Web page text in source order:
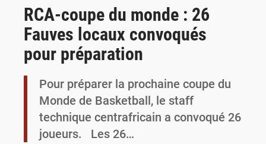
Burkina Faso : la police nationale renforce les capacités de ses nouveaux responsables en matière de leadership et de gouvernance sécuritaire
Commémoration du 5 août : Ibrahim Traoré appelle à faire de la Révolution progressiste populaire le socle de la souveraineté nationale
Commémoration du 4 août : Ibrahim Traoré appelle à une mobilisation totale pour la souveraineté nationale
RCA-coupe du monde : 26
Fauves locaux convoqués
pour préparation
Pour préparer la prochaine coupe du
Monde de Basketball, le staff
technique centrafricain a convoqué 26
joueurs. Les 26…